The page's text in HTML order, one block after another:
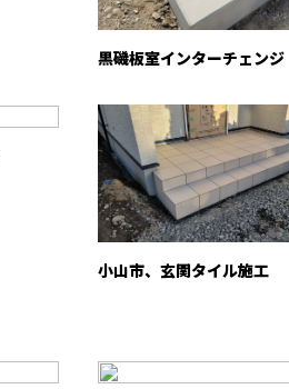
黒磯板室インターチェンジ
小山市、玄関タイル施工